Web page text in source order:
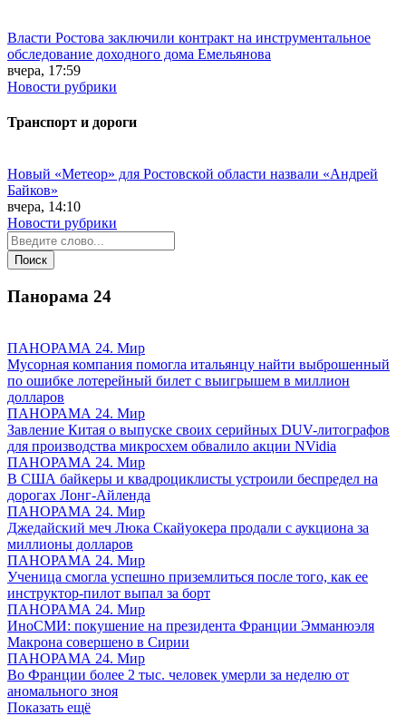
Власти Ростова заключили контракт на инструментальное
обследование доходного дома Емельянова
вчера, 17:59
Новости рубрики
Транспорт и дороги
Новый «Метеор» для Ростовской области назвали «Андрей
Байков»
вчера, 14:10
Новости рубрики
Панорама 24
ПАНОРАМА 24. Мир
Мусорная компания помогла итальянцу найти выброшенный
по ошибке лотерейный билет с выигрышем в миллион
долларов
ПАНОРАМА 24. Мир
Завление Китая о выпуске своих серийных DUV-литографов
для производства микросхем обвалило акции NVidia
ПАНОРАМА 24. Мир
В США байкеры и квадроциклисты устроили беспредел на
дорогах Лонг-Айленда
ПАНОРАМА 24. Мир
Джедайский меч Люка Скайуокера продали с аукциона за
миллионы долларов
ПАНОРАМА 24. Мир
Ученица смогла успешно приземлиться после того, как ее
инструктор-пилот выпал за борт
ПАНОРАМА 24. Мир
ИноСМИ: покушение на президента Франции Эмманюэля
Макрона совершено в Сирии
ПАНОРАМА 24. Мир
Во Франции более 2 тыс. человек умерли за неделю от
аномального зноя
Показать ещё